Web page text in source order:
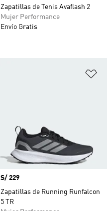
Zapatillas de Tenis Avaflash 2
Mujer Performance
Envío Gratis
Precio
S/ 229
Zapatillas de Running Runfalcon
5 TR